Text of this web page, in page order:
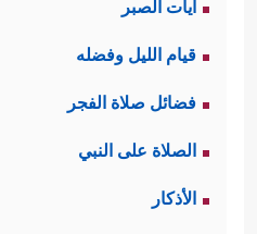
آيات الصبر
قيام الليل وفضله
فضائل صلاة الفجر
الصلاة على النبي
الأذكار